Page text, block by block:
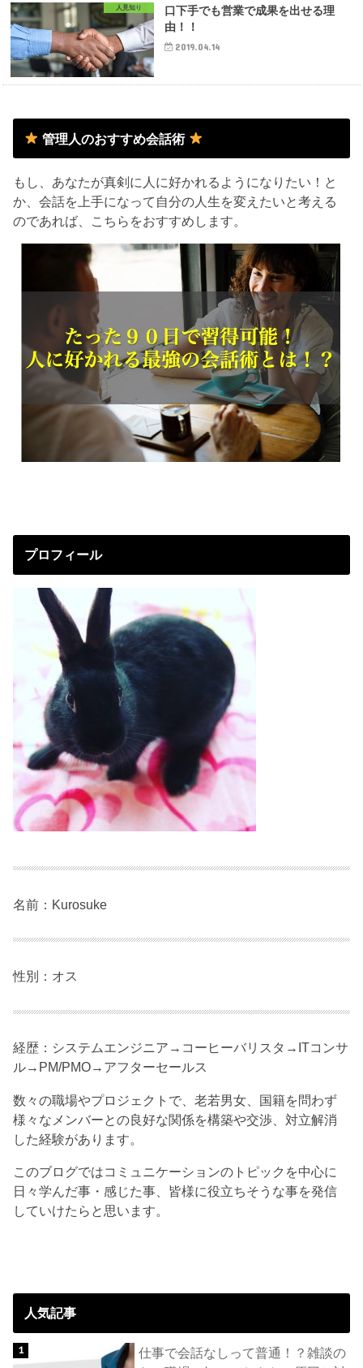
人見知り
口下手でも営業で成果を出せる理
由！！
2019.04.14
管理人のおすすめ会話術
もし、あなたが真剣に人に好かれるようになりたい！と
か、会話を上手になって自分の人生を変えたいと考える
のであれば、こちらをおすすめします。
プロフィール
名前：Kurosuke
性別：オス
経歴：システムエンジニア→コーヒーバリスタ→ITコンサ
ル→PM/PMO→アフターセールス
数々の職場やプロジェクトで、老若男女、国籍を問わず
様々なメンバーとの良好な関係を構築や交渉、対立解消
した経験があります。
このブログではコミュニケーションのトピックを中心に
日々学んだ事・感じた事、皆様に役立ちそうな事を発信
していけたらと思います。
人気記事
仕事で会話なしって普通！？雑談の